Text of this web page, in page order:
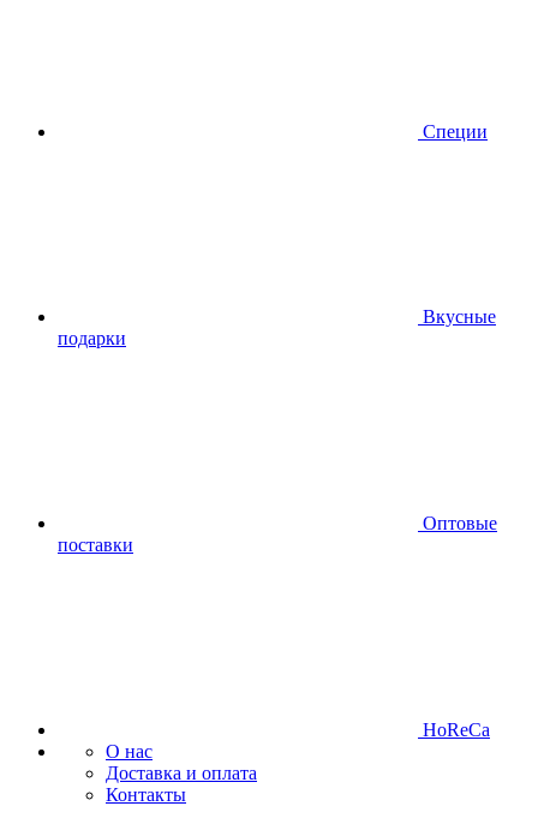
Специи
Вкусные
подарки
Оптовые
поставки
HoReCa
О нас
Доставка и оплата
Контакты